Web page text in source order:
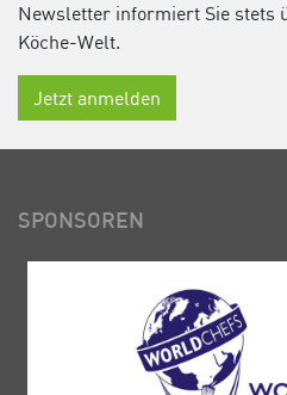
Newsletter informiert Sie stets
Köche-Welt.
Jetzt anmelden
SPONSOREN